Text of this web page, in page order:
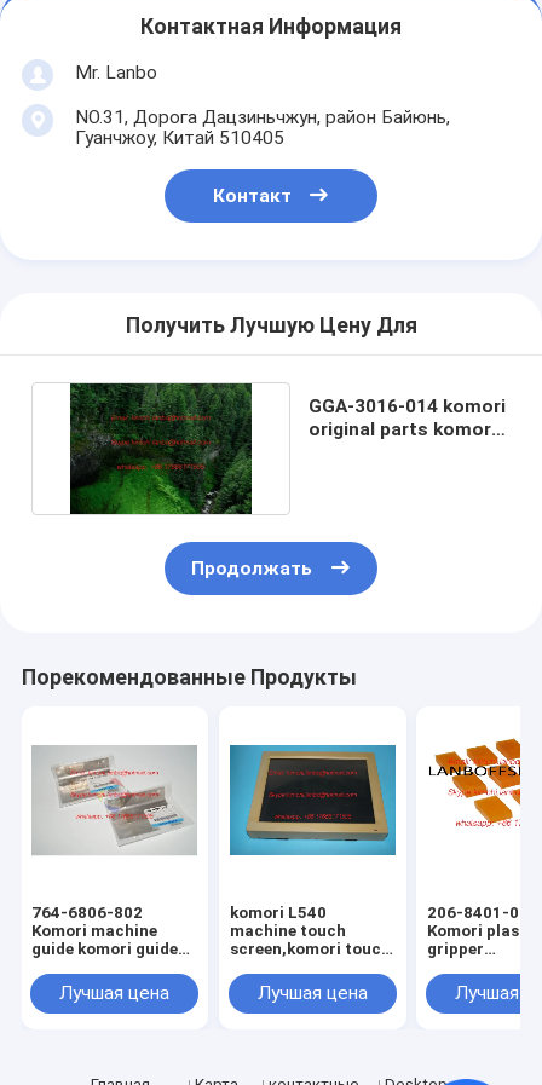
Контактная Информация
Mr. Lanbo
NO.31, Дорога Дацзиньчжун, район Байюнь,
Гуанчжоу, Китай 510405
Контакт
Получить Лучшую Цену Для
GGA-3016-014 komori
original parts komori
Продолжать
Порекомендованные Продукты
764-6806-802
Komori machine
guide komori guide
spare parts
Лучшая цена
komori L540
machine touch
screen,komori touch
printing machine
spare parts
Лучшая цена
206-8401-070
Komori plastic
gripper
komori spare
Лучшая